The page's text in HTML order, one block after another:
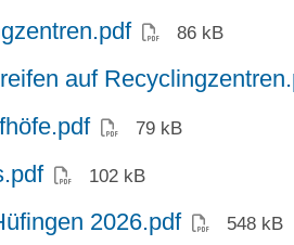
(PDF)86 kB
auf
(PDF)79 kB
(PDF)102 kB
2026.pdf(PDF)548 kB